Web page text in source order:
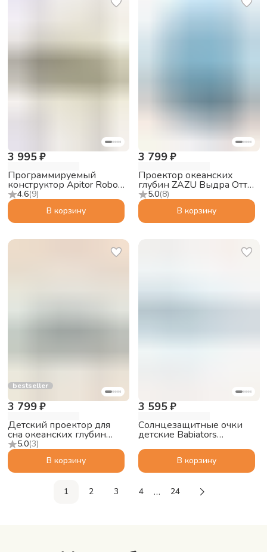
4.6(9)
3 995 ₽
Программируемый
конструктор Apitor Robot
Q 20в1
В корзину
5.0(8)
3 799 ₽
Проектор океанских
глубин ZAZU Выдра Отто
для малышей
В корзину
bestseller
5.0(3)
3 799 ₽
Детский проектор для
сна океанских глубин
ZAZU Краб Коди (Cody)
В корзину
3 595 ₽
Солнцезащитные очки
детские Babiators
Сумеречный синий, 3-5
В корзину
1 2 3 4 … 24